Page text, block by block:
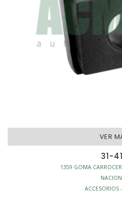
VER
31-
1359 GOMA
ACCESORIOS